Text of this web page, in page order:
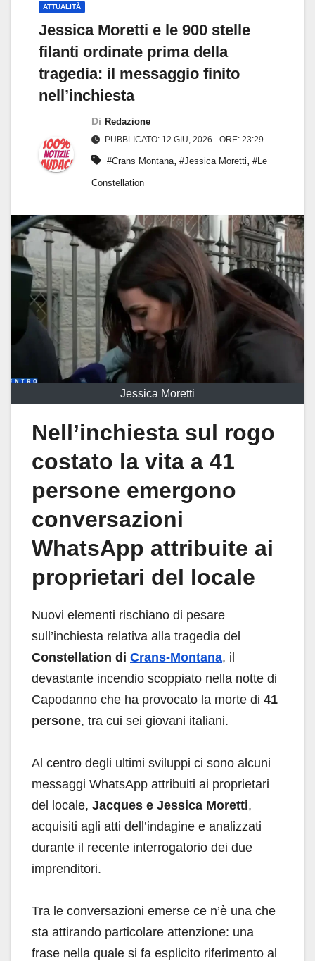
ATTUALITÀ
Jessica Moretti e le 900 stelle
filanti ordinate prima della
tragedia: il messaggio finito
nell’inchiesta
Di Redazione
PUBBLICATO: 12 GIU, 2026 - ORE: 23:29
#Crans Montana, #Jessica Moretti, #Le
Constellation
Jessica Moretti
Nell’inchiesta sul rogo
costato la vita a 41
persone emergono
conversazioni
WhatsApp attribuite ai
proprietari del locale
Nuovi elementi rischiano di pesare
sull’inchiesta relativa alla tragedia del
Constellation di Crans-Montana, il
devastante incendio scoppiato nella notte di
Capodanno che ha provocato la morte di 41
persone, tra cui sei giovani italiani.
Al centro degli ultimi sviluppi ci sono alcuni
messaggi WhatsApp attribuiti ai proprietari
del locale, Jacques e Jessica Moretti,
acquisiti agli atti dell’indagine e analizzati
durante il recente interrogatorio dei due
imprenditori.
Tra le conversazioni emerse ce n’è una che
sta attirando particolare attenzione: una
frase nella quale si fa esplicito riferimento al